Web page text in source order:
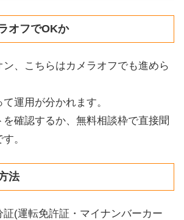
オフでOKか
ン、こちらはカメラオフでも進めら
運用が分かれます。
確認するか、無料相談枠で直接聞
。
法
証(運転免許証・マイナンバーカー